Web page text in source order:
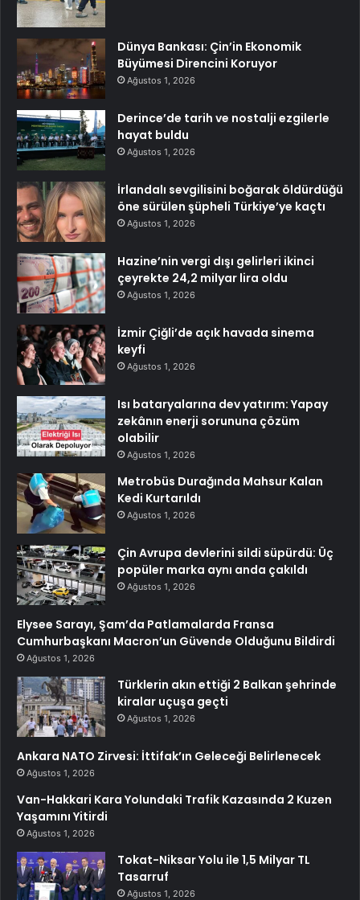
Dünya Bankası: Çin’in Ekonomik
Büyümesi Direncini Koruyor
Ağustos 1, 2026
Derince’de tarih ve nostalji ezgilerle
hayat buldu
Ağustos 1, 2026
İrlandalı sevgilisini boğarak öldürdüğü
öne sürülen şüpheli Türkiye’ye kaçtı
Ağustos 1, 2026
Hazine’nin vergi dışı gelirleri ikinci
çeyrekte 24,2 milyar lira oldu
Ağustos 1, 2026
İzmir Çiğli’de açık havada sinema
keyfi
Ağustos 1, 2026
Isı bataryalarına dev yatırım: Yapay
zekânın enerji sorununa çözüm
olabilir
Ağustos 1, 2026
Metrobüs Durağında Mahsur Kalan
Kedi Kurtarıldı
Ağustos 1, 2026
Çin Avrupa devlerini sildi süpürdü: Üç
popüler marka aynı anda çakıldı
Ağustos 1, 2026
Elysee Sarayı, Şam’da Patlamalarda Fransa
Cumhurbaşkanı Macron’un Güvende Olduğunu Bildirdi
Ağustos 1, 2026
Türklerin akın ettiği 2 Balkan şehrinde
kiralar uçuşa geçti
Ağustos 1, 2026
Ankara NATO Zirvesi: İttifak’ın Geleceği Belirlenecek
Ağustos 1, 2026
Van-Hakkari Kara Yolundaki Trafik Kazasında 2 Kuzen
Yaşamını Yitirdi
Ağustos 1, 2026
Tokat-Niksar Yolu ile 1,5 Milyar TL
Tasarruf
Ağustos 1, 2026